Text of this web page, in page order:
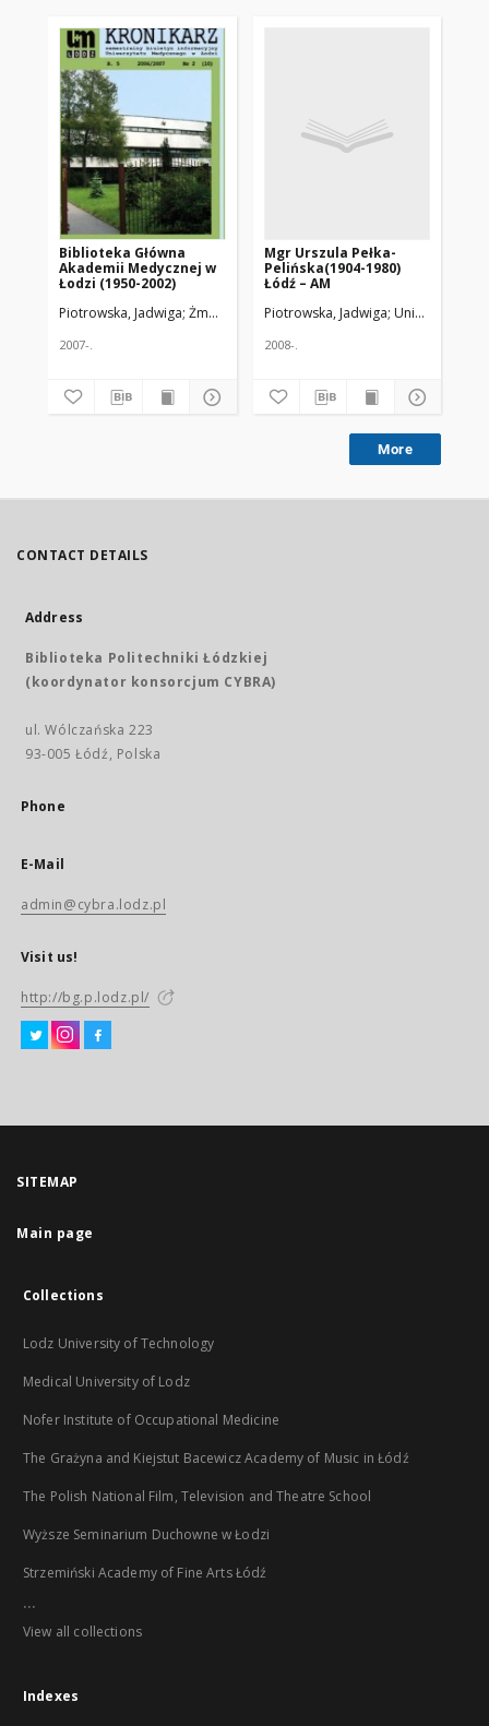
Biblioteka Główna
Akademii Medycznej w
Łodzi (1950-2002)
Piotrowska, Jadwiga Żmuda, Ryszard. Red. nacz.
2007-.
Mgr Urszula Pełka-
Pelińska(1904-1980)
Łódź – AM
Piotrowska, Jadwiga Uniwersytet
2008-.
More
CONTACT DETAILS
Address
Biblioteka Politechniki Łódzkiej
(koordynator konsorcjum CYBRA)
ul. Wólczańska 223
93-005 Łódź, Polska
Phone
E-Mail
admin@cybra.lodz.pl
Visit us!
http://bg.p.lodz.pl/
SITEMAP
Main page
Collections
Lodz University of Technology
Medical University of Lodz
Nofer Institute of Occupational Medicine
The Grażyna and Kiejstut Bacewicz Academy of Music in Łódź
The Polish National Film, Television and Theatre School
Wyższe Seminarium Duchowne w Łodzi
Strzemiński Academy of Fine Arts Łódź
...
View all collections
Indexes